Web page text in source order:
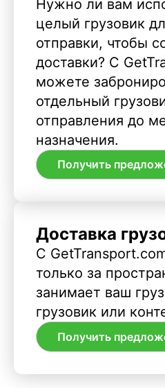
Нужно ли вам
целый грузовик
отправки, чтобы
доставки? С
можете
отдельный
отправления до
назначения.
Получить
Доставка
С
только за
занимает ваш
грузовик или
Получить